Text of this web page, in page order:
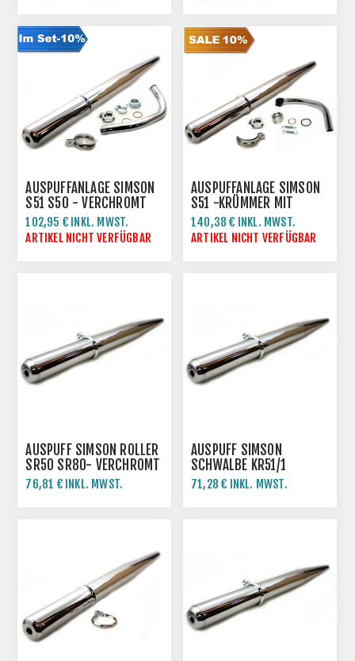
AUSPUFFANLAGE SIMSON
S51 S50 - VERCHROMT
102,95 € INKL. MWST.
114,39 € INKL. MWST.
ARTIKEL NICHT VERFÜGBAR
AUSPUFFANLAGE SIMSON
S51 -KRÜMMER MIT
KUGELFLANSCH
140,38 € INKL. MWST.
155,98 € INKL. MWST.
ARTIKEL NICHT VERFÜGBAR
AUSPUFF SIMSON ROLLER
SR50 SR80- VERCHROMT
76,81 € INKL. MWST.
AUSPUFF SIMSON
SCHWALBE KR51/1
KR51/2- VERCHROMT
71,28 € INKL. MWST.